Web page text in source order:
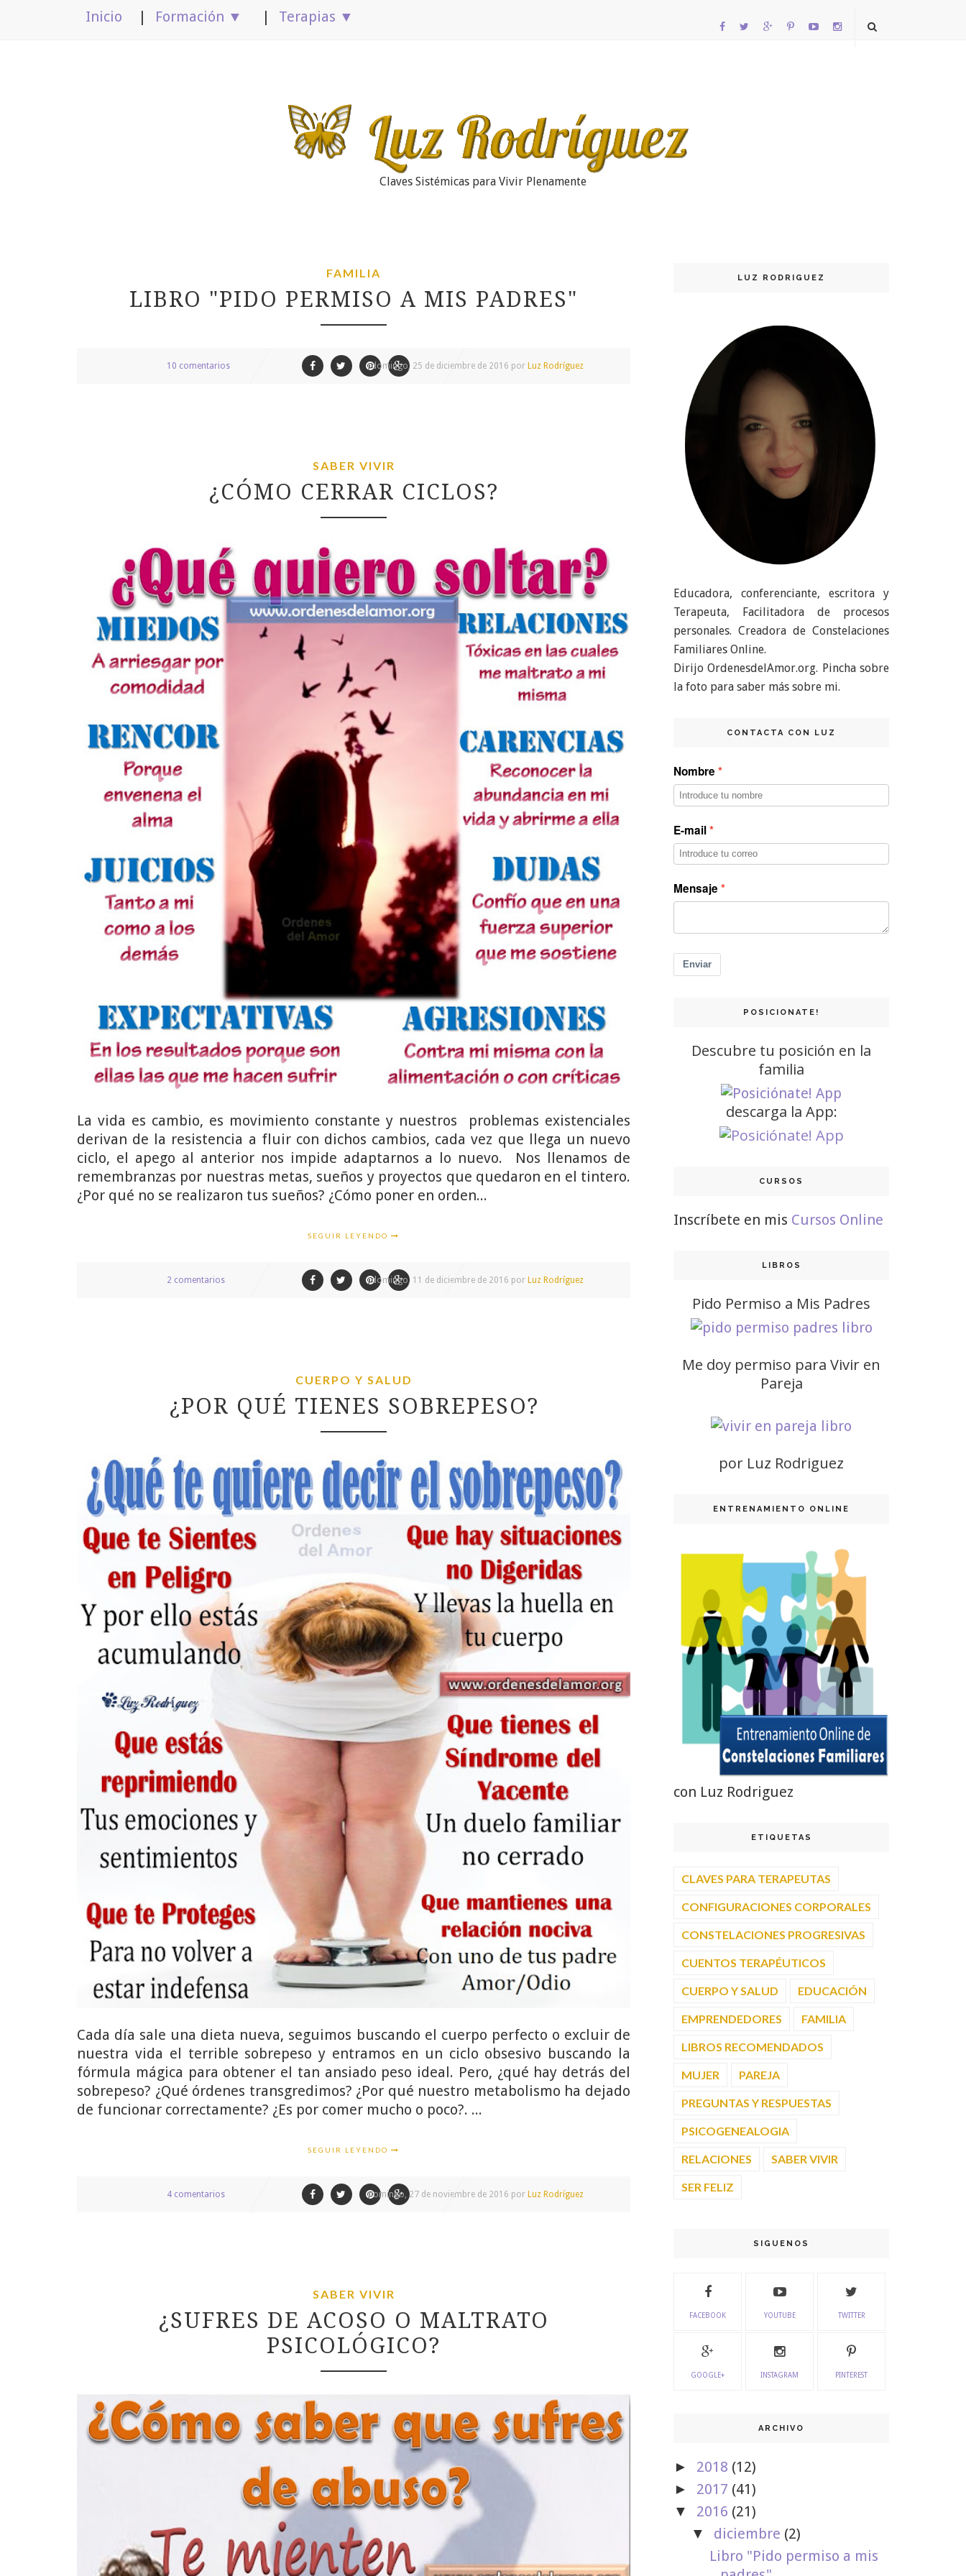
Inicio Formación ▼ Terapias ▼
Claves Sistémicas para Vivir Plenamente
FAMILIA
LIBRO "PIDO PERMISO A MIS PADRES"
10 comentarios domingo, 25 de diciembre de 2016 por Luz Rodríguez
SABER VIVIR
¿CÓMO CERRAR CICLOS?
La vida es cambio, es movimiento constante y nuestros problemas existenciales
derivan de la resistencia a fluir con dichos cambios, cada vez que llega un nuevo
ciclo, el apego al anterior nos impide adaptarnos a lo nuevo. Nos llenamos de
remembranzas por nuestras metas, sueños y proyectos que quedaron en el tintero.
¿Por qué no se realizaron tus sueños? ¿Cómo poner en orden...
SEGUIR LEYENDO
2 comentarios domingo, 11 de diciembre de 2016 por Luz Rodríguez
CUERPO Y SALUD
¿POR QUÉ TIENES SOBREPESO?
Cada día sale una dieta nueva, seguimos buscando el cuerpo perfecto o excluir de
nuestra vida el terrible sobrepeso y entramos en un ciclo obsesivo buscando la
fórmula mágica para obtener el tan ansiado peso ideal. Pero, ¿qué hay detrás del
sobrepeso? ¿Qué órdenes transgredimos? ¿Por qué nuestro metabolismo ha dejado
de funcionar correctamente? ¿Es por comer mucho o poco?. ...
SEGUIR LEYENDO
4 comentarios domingo, 27 de noviembre de 2016 por Luz Rodríguez
SABER VIVIR
¿SUFRES DE ACOSO O MALTRATO
PSICOLÓGICO?
LUZ RODRIGUEZ
Educadora, conferenciante, escritora y
Terapeuta, Facilitadora de procesos
personales. Creadora de Constelaciones
Familiares Online.
Dirijo OrdenesdelAmor.org. Pincha sobre
la foto para saber más sobre mi.
CONTACTA CON LUZ
Nombre
E-mail
Mensaje
Enviar
POSICIONATE!
Descubre tu posición en la
familia
descarga la App:
CURSOS
Inscríbete en mis Cursos Online
LIBROS
Pido Permiso a Mis Padres
Me doy permiso para Vivir en
Pareja
por Luz Rodriguez
ENTRENAMIENTO ONLINE
con Luz Rodriguez
ETIQUETAS
CLAVES PARA TERAPEUTAS
CONFIGURACIONES CORPORALES
CONSTELACIONES PROGRESIVAS
CUENTOS TERAPÉUTICOS
CUERPO Y SALUD EDUCACIÓN
EMPRENDEDORES FAMILIA
LIBROS RECOMENDADOS
MUJER PAREJA
PREGUNTAS Y RESPUESTAS
PSICOGENEALOGIA
RELACIONES SABER VIVIR
SER FELIZ
SIGUENOS
FACEBOOK YOUTUBE TWITTER
GOOGLE+ INSTAGRAM PINTEREST
ARCHIVO
► 2018 (12)
► 2017 (41)
▼ 2016 (21)
▼ diciembre (2)
Libro "Pido permiso a mis